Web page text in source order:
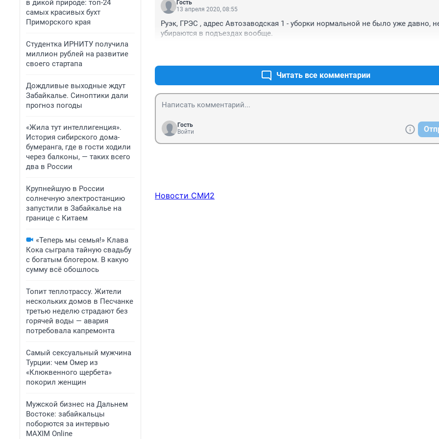
в дикой природе: топ-24
самых красивых бухт
Приморского края
Студентка ИРНИТУ получила
миллион рублей на развитие
своего стартапа
Дождливые выходные ждут
Забайкалье. Синоптики дали
прогноз погоды
«Жила тут интеллигенция».
История сибирского дома-
бумеранга, где в гости ходили
через балконы, — таких всего
два в России
Крупнейшую в России
солнечную электростанцию
запустили в Забайкалье на
границе с Китаем
«Теперь мы семья!» Клава
Кока сыграла тайную свадьбу
с богатым блогером. В какую
сумму всё обошлось
Топит теплотрассу. Жители
нескольких домов в Песчанке
третью неделю страдают без
горячей воды — авария
потребовала капремонта
Самый сексуальный мужчина
Турции: чем Омер из
«Клюквенного щербета»
покорил женщин
Мужской бизнес на Дальнем
Востоке: забайкальцы
поборются за интервью
MAXIM Online
Гость
13 апреля 2020, 08:55
Руэк, ГРЭС , адрес Автозаводская 1 - уборки нормальной не было уже давно,
убираются в подъездах вообще.
Читать все комментарии
Гость
Войти
Новости СМИ2